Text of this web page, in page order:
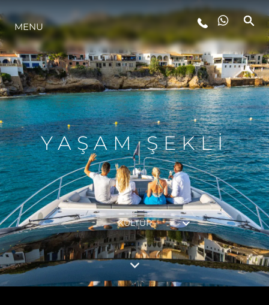
YAŞAM ŞEKLİ
YENILIK
ŞİRKET
EKIP
MİRAS
TEKNENIZIN PIYASA DEĞERINI
ÖĞRENIN
MENU
YAŞAM ŞEKLİ
KÜLTÜR